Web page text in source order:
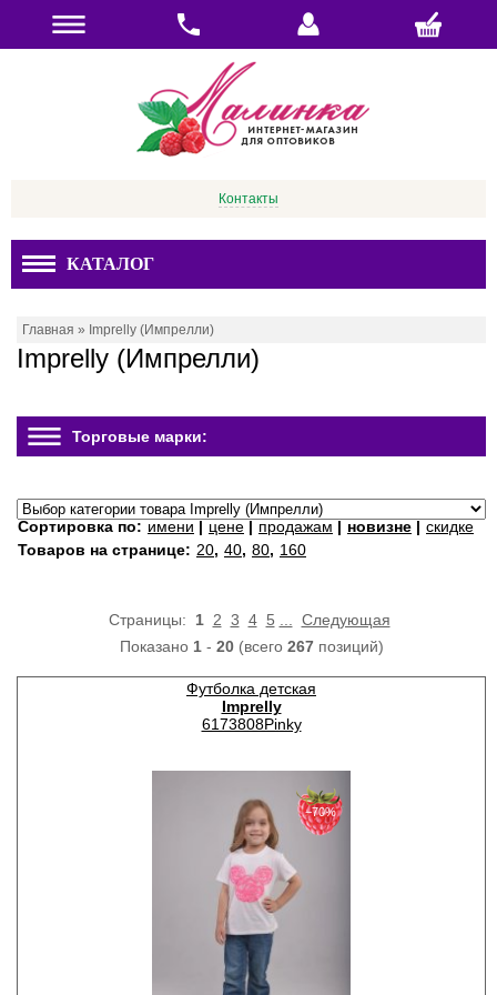
Контакты
КАТАЛОГ
Главная » Imprelly (Импрелли)
Imprelly (Импрелли)
Торговые марки:
Сортировка по: имени | цене | продажам | новизне | скидке
Товаров на странице: 20, 40, 80, 160
Страницы: 1 2 3 4 5
Следующая
Показано 1- 20(всего 267позиций)
Футболка детская
Imprelly
6173808Pinky
−70%